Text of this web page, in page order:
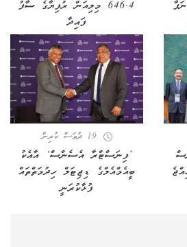
646.4 މިލިއަން ރުފިޔާގެ ސާފު
ފައިދާ
19 ދުވަސް ކުރިން
‘ފިނަސްޓްރާ އެސެންސް’ އާއެކު
ބީއެމްއެލްގެ ޑިޖިޓަލް ހިދުމަތްތައް
ފުޅާކުރަނީ